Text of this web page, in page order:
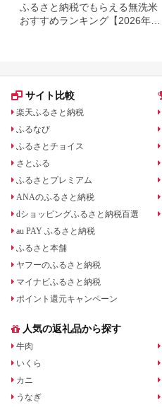
ふるさと納税でもらえる無洗米
おすすめランキング【2026年最
サイト比較
楽天ふるさと納税
ふるなび
ふるさとチョイス
さとふる
ふるさとプレミアム
ANAのふるさと納税
dショッピングふるさと納税百選
au PAY ふるさと納税
ふるさと本舗
ヤフーのふるさと納税
マイナビふるさと納税
ポイント還元キャンペーン
人気の返礼品から探す
牛肉
いくら
カニ
うなぎ